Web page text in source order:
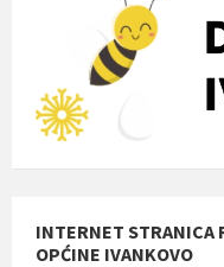
INTERNET STRANICA
OPĆINE IVANKOVO